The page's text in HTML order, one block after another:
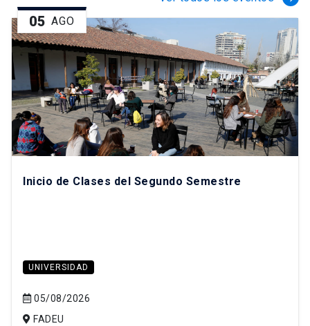
05 AGO
Inicio de Clases del Segundo Semestre
UNIVERSIDAD
05/08/2026
FADEU